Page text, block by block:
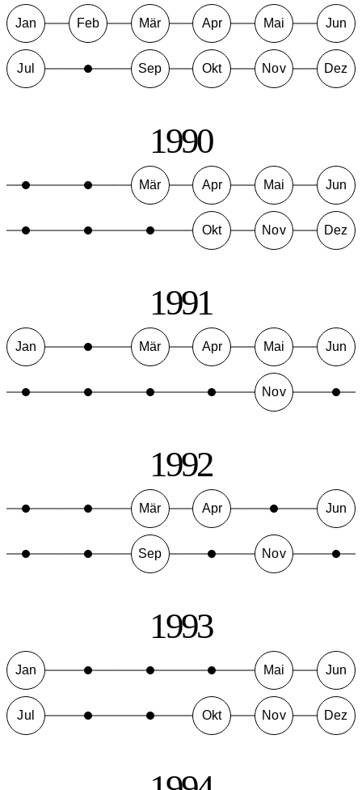
Jan Feb Mär Apr Mai Jun
Jul Sep Okt Nov Dez
1990
Mär Apr Mai Jun
Okt Nov Dez
1991
Jan Mär Apr Mai Jun
Nov
1992
Mär Apr Jun
Sep Nov
1993
Jan Mai Jun
Jul Okt Nov Dez